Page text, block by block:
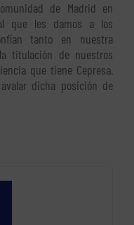
de Madrid en
que les damos a los
tanto en nuestra
titulación de nuestros
que tiene Cepresa.
dicha posición de